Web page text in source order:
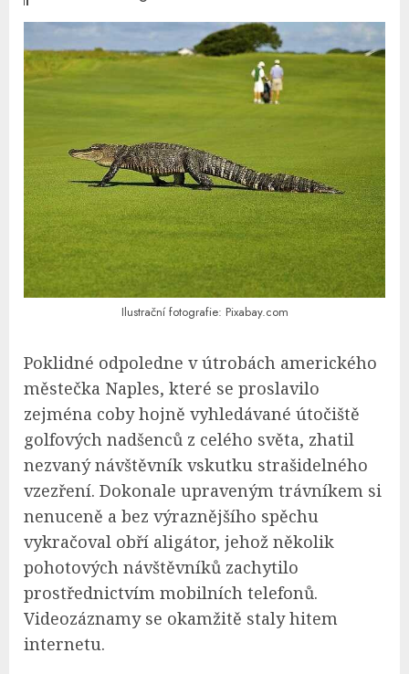
Ilustrační fotografie: Pixabay.com
Poklidné odpoledne v útrobách amerického
městečka Naples, které se proslavilo
zejména coby hojně vyhledávané útočiště
golfových nadšenců z celého světa, zhatil
nezvaný návštěvník vskutku strašidelného
vzezření. Dokonale upraveným trávníkem si
nenuceně a bez výraznějšího spěchu
vykračoval obří aligátor, jehož několik
pohotových návštěvníků zachytilo
prostřednictvím mobilních telefonů.
Videozáznamy se okamžitě staly hitem
internetu.